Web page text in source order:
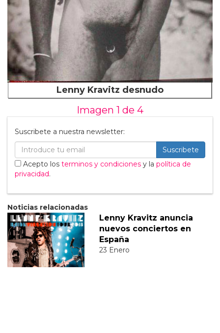
Lenny Kravitz desnudo
Imagen 1 de 4
Suscribete a nuestra newsletter:
Suscribete
Acepto los terminos y condiciones y la política de
privacidad.
Noticias relacionadas
Lenny Kravitz anuncia
nuevos conciertos en
España
23 Enero